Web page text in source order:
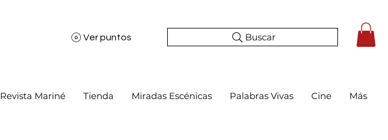
Ver puntos Buscar
Revista Mariné Tienda Miradas Escénicas Palabras Vivas Cine Más